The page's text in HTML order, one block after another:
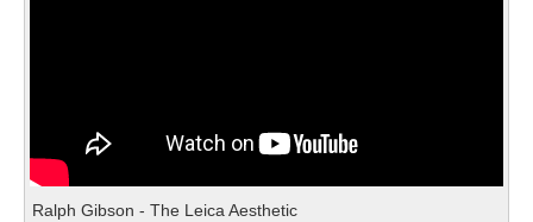
Ralph Gibson - The Leica Aesthetic